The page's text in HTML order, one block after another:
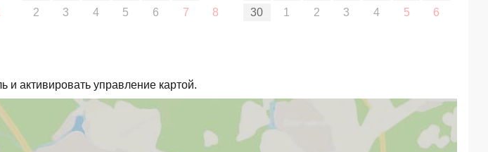
2
3 4 5 6 7 8
30
1 2 3 4 5 6
и активировать управление картой.